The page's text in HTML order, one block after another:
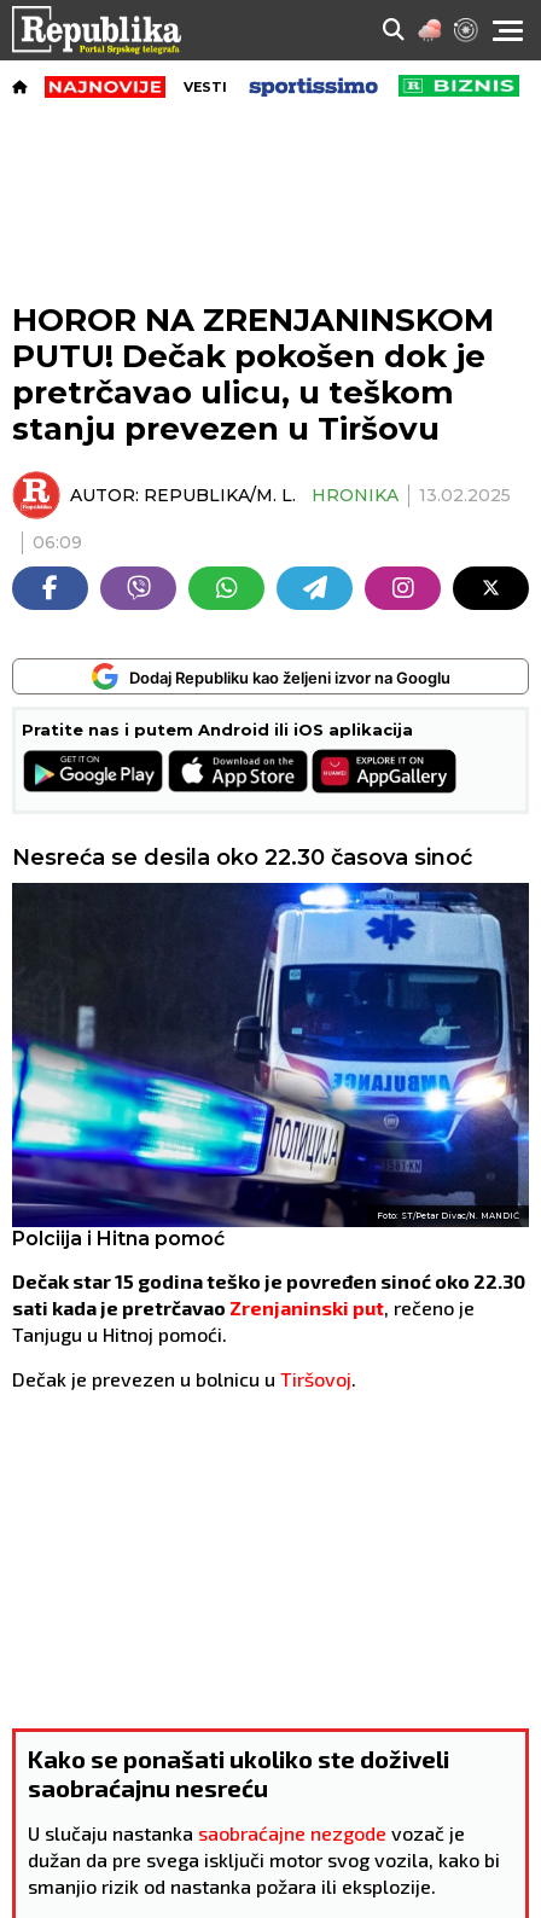
VESTI
HOROR NA ZRENJANINSKOM
PUTU! Dečak pokošen dok je
pretrčavao ulicu, u teškom
stanju prevezen u Tiršovu
AUTOR: REPUBLIKA/M. L. HRONIKA 13.02.2025
06:09
Dodaj Republiku kao željeni izvor na Googlu
Pratite nas i putem Android ili iOS aplikacija
Nesreća se desila oko 22.30 časova sinoć
Foto: ST/Petar Divac/N. MANDIĆ
Polciija i Hitna pomoć
Dečak star 15 godina teško je povređen sinoć oko 22.30
sati kada je pretrčavao Zrenjaninski put, rečeno je
Tanjugu u Hitnoj pomoći.
Dečak je prevezen u bolnicu u Tiršovoj.
Kako se ponašati ukoliko ste doživeli
saobraćajnu nesreću
U slučaju nastanka saobraćajne nezgode vozač je
dužan da pre svega isključi motor svog vozila, kako bi
smanjio rizik od nastanka požara ili eksplozije.